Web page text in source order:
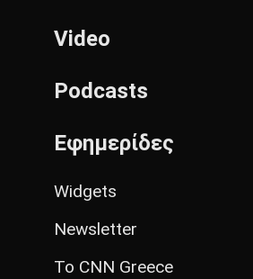
Video
Podcasts
Εφημερίδες
Widgets
Newsletter
Το CNN Greece